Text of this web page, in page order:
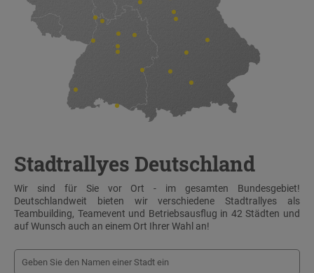
Stadtrallyes Deutschland
Wir sind für Sie vor Ort - im gesamten Bundesgebiet!
Deutschlandweit bieten wir verschiedene Stadtrallyes als
Teambuilding, Teamevent und Betriebsausflug in 42 Städten und
auf Wunsch auch an einem Ort Ihrer Wahl an!